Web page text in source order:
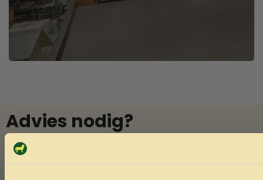
Advies nodig?
Vraag het Menno
In onze winkel in Varsseveld helpt Menno u graag met